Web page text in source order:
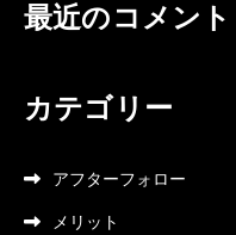
最近のコメント
カテゴリー
アフターフォロー
メリット